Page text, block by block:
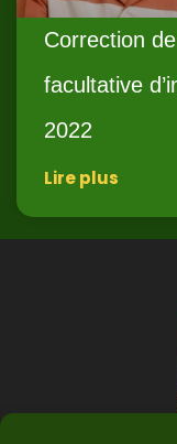
Correction
facultative
2022
Lire plus